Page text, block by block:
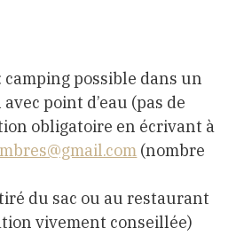
: camping possible dans un
point d’eau (pas de
obligatoire en écrivant à
(nombre
du sac ou au restaurant
vivement conseillée)